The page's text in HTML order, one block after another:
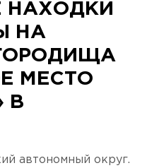
НАХОДКИ
НА
МЕСТО
В
автономный округ.